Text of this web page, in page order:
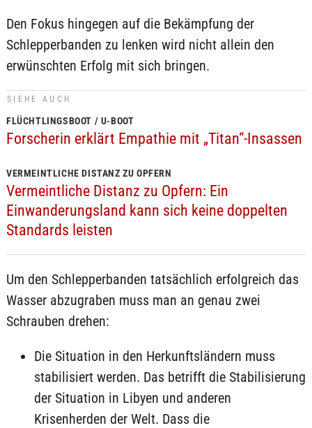
Den Fokus hingegen auf die Bekämpfung der
Schlepperbanden zu lenken wird nicht allein den
erwünschten Erfolg mit sich bringen.
SIEHE AUCH
FLÜCHTLINGSBOOT / U-BOOT
Forscherin erklärt Empathie mit „Titan“-Insassen
VERMEINTLICHE DISTANZ ZU OPFERN
Vermeintliche Distanz zu Opfern: Ein
Einwanderungsland kann sich keine doppelten
Standards leisten
Um den Schlepperbanden tatsächlich erfolgreich das
Wasser abzugraben muss man an genau zwei
Schrauben drehen:
Die Situation in den Herkunftsländern muss
stabilisiert werden. Das betrifft die Stabilisierung
der Situation in Libyen und anderen
Krisenherden der Welt. Dass die